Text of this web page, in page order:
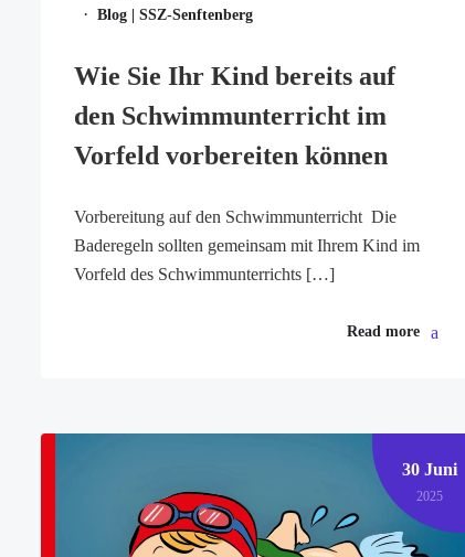
· Blog | SSZ-Senftenberg
Wie Sie Ihr Kind bereits auf
den Schwimmunterricht im
Vorfeld vorbereiten können
Vorbereitung auf den Schwimmunterricht Die
Baderegeln sollten gemeinsam mit Ihrem Kind im
Vorfeld des Schwimmunterrichts […]
Read more
30 Juni
2025